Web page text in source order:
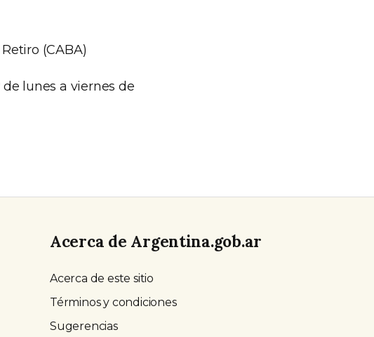
(CABA)
lunes a viernes de
Acerca de Argentina.gob.ar
Acerca de este sitio
Términos y condiciones
Sugerencias